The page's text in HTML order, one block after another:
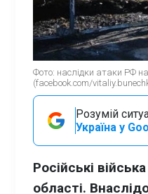
Фото: наслідки атаки РФ
(facebook.com/
Розумій
Україна у
Російські
області.